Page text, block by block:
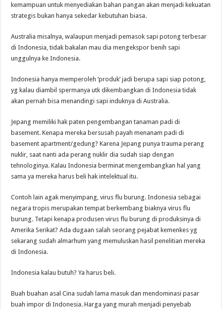
kemampuan untuk menyediakan bahan pangan akan menjadi kekuatan
strategis bukan hanya sekedar kebutuhan biasa.
Australia misalnya, walaupun menjadi pemasok sapi potong terbesar
di Indonesia, tidak bakalan mau dia mengekspor benih sapi
unggulnya ke Indonesia.
Indonesia hanya memperoleh ‘produk’ jadi berupa sapi siap potong,
yg kalau diambil spermanya utk dikembangkan di Indonesia tidak
akan pernah bisa menandingi sapi induknya di Australia.
Jepang memiliki hak paten pengembangan tanaman padi di
basement. Kenapa mereka bersusah payah menanam padi di
basement apartment/gedung? Karena Jepang punya trauma perang
nuklir, saat nanti ada perang nuklir dia sudah siap dengan
tehnologinya. Kalau Indonesia berminat mengembangkan hal yang
sama ya mereka harus beli hak intelektual itu.
Contoh lain agak menyimpang, virus flu burung. Indonesia sebagai
negara tropis merupakan tempat berkembang biaknya virus flu
burung. Tetapi kenapa produsen virus flu burung di produksinya di
Amerika Serikat? Ada dugaan salah seorang pejabat kemenkes yg
sekarang sudah almarhum yang memuluskan hasil penelitian mereka
di Indonesia.
Indonesia kalau butuh? Ya harus beli.
Buah buahan asal Cina sudah lama masuk dan mendominasi pasar
buah impor di Indonesia. Harga yang murah menjadi penyebab